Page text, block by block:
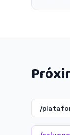
/